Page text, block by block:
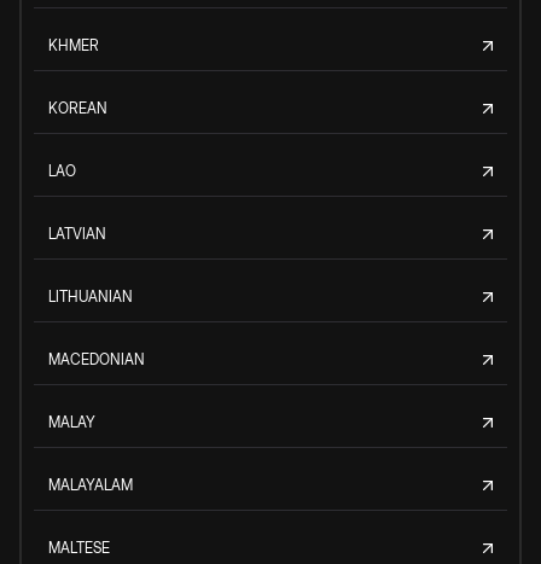
KHMER
KOREAN
LAO
LATVIAN
LITHUANIAN
MACEDONIAN
MALAY
MALAYALAM
MALTESE